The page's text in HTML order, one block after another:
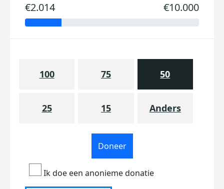
€2.014 €10.000
100 75 50
25 15 Anders
Doneer
Ik doe een anonieme donatie